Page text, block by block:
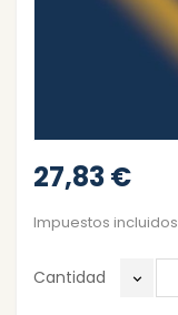
27,83 €
Impuestos incluidos
Cantidad